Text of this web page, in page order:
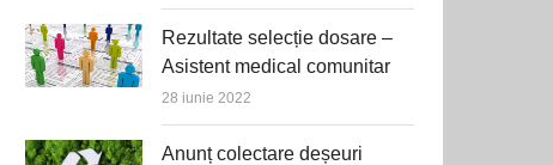
Rezultate selecție dosare –
Asistent medical comunitar
28 iunie 2022
Anunț colectare deșeuri